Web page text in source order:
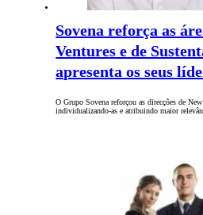
Sovena reforça as
Ventures e de
apresenta os seus
O Grupo Sovena reforçou as direcções de
individualizando-as e atribuindo maior